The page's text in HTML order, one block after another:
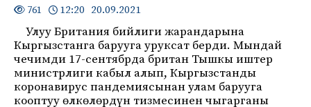
761 12:20 20.09.2021
Улуу Британия бийлиги жарандарына
Кыргызстанга барууга уруксат берди. Мындай
чечимди 17-сентябрда британ Тышкы иштер
министрлиги кабыл алып, Кыргызстанды
коронавирус пандемиясынан улам барууга
кооптуу өлкөлөрдүн тизмесинен чыгарганы